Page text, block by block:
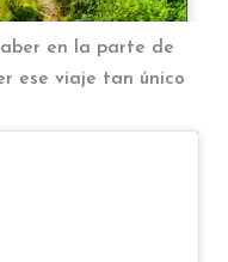
en la parte de
ese viaje tan único